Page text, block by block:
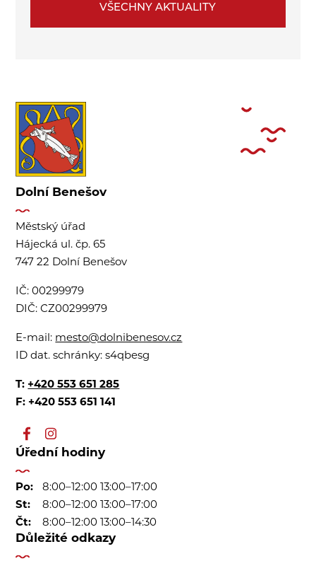
VŠECHNY AKTUALITY
Dolní Benešov
Městský úřad
Hájecká ul. čp. 65
747 22 Dolní Benešov
IČ:00299979
DIČ:CZ00299979
E-mail: mesto@dolnibenesov.cz
ID dat. schránky:s4qbesg
T: +420 553 651 285
F: +420 553 651 141
Úřední hodiny
Po:
8:00–12:00 13:00–17:00
St:
8:00–12:00 13:00–17:00
Čt:
8:00–12:00 13:00–14:30
Důležité odkazy